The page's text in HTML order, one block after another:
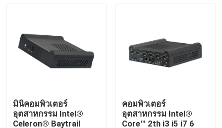
มินิพีซีอุตสาหกรรม
แท็บเล็ตพีซีที่ทนทาน
มินิคอมพิวเตอร์
อุตสาหกรรม Intel®
Celeron® Baytrail
คอมพิวเตอร์
อุตสาหกรรม Intel®
Core™ 2th i3 i5 i7 6